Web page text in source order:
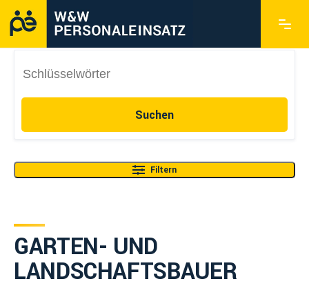
Suchen
Filtern
GARTEN- UND
LANDSCHAFTSBAUER